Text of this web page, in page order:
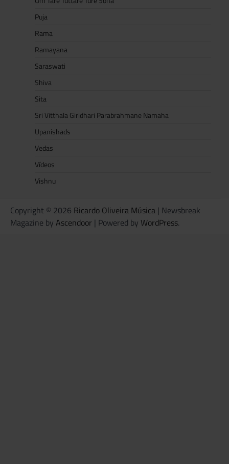
Puja
Rama
Ramayana
Saraswati
Shiva
Sita
Sri Vitthala Giridhari Parabrahmane Namaha
Upanishads
Vedas
Vídeos
Vishnu
Copyright © 2026 Ricardo Oliveira Música | Newsbreak
Magazine by Ascendoor | Powered by WordPress.